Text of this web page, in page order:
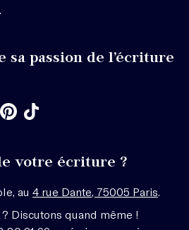
sa passion de l’écriture
votre écriture ?
au 4 rue Dante, 75005 Paris.
? Discutons quand même !